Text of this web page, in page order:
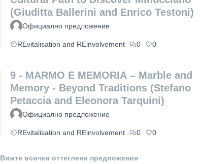
(Giuditta Ballerini and Enrico Testoni)
Официално предложение
REvitalisation and REinvolvement 0 0
9 - MARMO E MEMORIA – Marble and
Memory - Beyond Traditions (Stefano
Petaccia and Eleonora Tarquini)
Официално предложение
REvitalisation and REinvolvement 0 0
Вижте всички оттеглени предложения